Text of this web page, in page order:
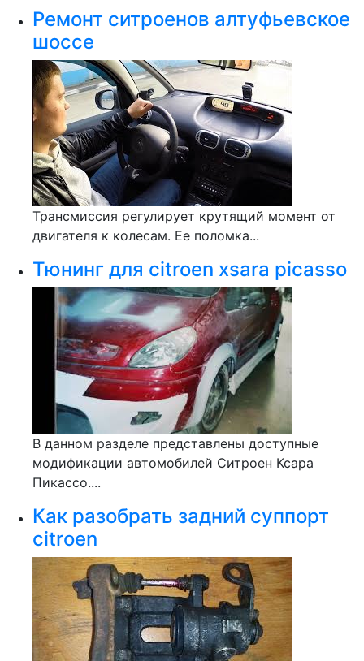
Ремонт ситроенов алтуфьевское
шоссе
Трансмиссия регулирует крутящий момент от
двигателя к колесам. Ее поломка...
Тюнинг для citroen xsara picasso
В данном разделе представлены доступные
модификации автомобилей Ситроен Ксара
Пикассо....
Как разобрать задний суппорт
citroen